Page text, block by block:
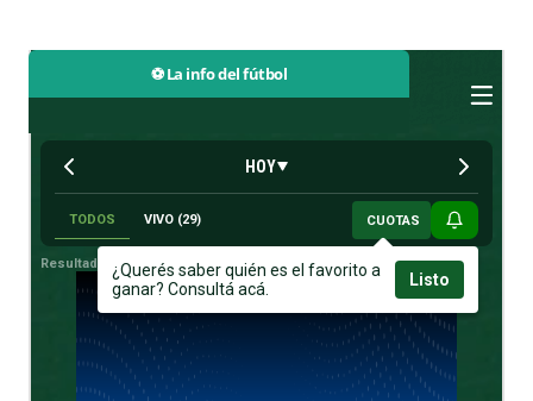
⚽ La info del fútbol